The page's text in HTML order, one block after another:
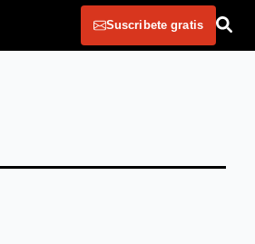
Suscribete gratis